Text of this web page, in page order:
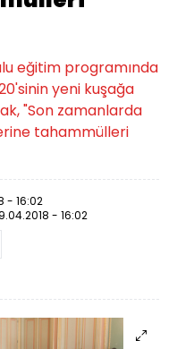
eğitim programında
yeni kuşağa
"Son zamanlarda
tahammülleri
- 16:02
- 16:02